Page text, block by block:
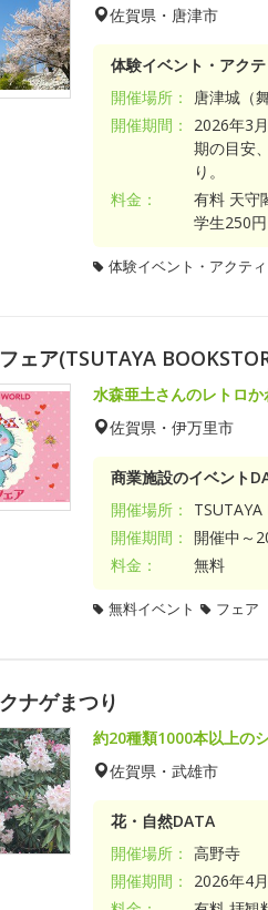
佐賀県・唐津市
体験イベント・アク
開催場所：
唐津城（
開催期間：
2026年3
期の目安
り。
料金：
有料 天守
学生250
体験イベント・アクテ
ェア(TSUTAYA
水森亜土さんのレトロ
佐賀県・伊万里市
商業施設のイベント
開催場所：
開催期間：
開催中～
料金：
無料
無料イベント フェア
ナゲまつり
約20種類1000本以上の
佐賀県・武雄市
花・自然DATA
開催場所： 高野寺
開催期間：
2026年4